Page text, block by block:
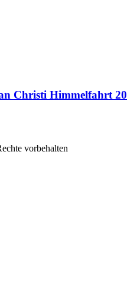
Christi Himmelfahrt
vorbehalten